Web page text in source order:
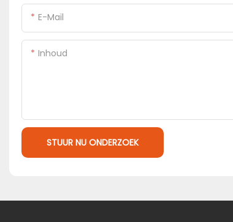
E-Mail
Inhoud
STUUR NU ONDERZOEK